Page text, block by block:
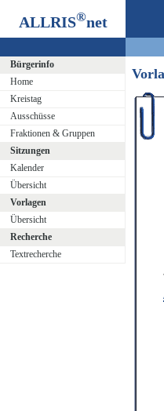
ALLRIS®net
Bürgerinfo
Home
Kreistag
Ausschüsse
Fraktionen & Gruppen
Sitzungen
Kalender
Übersicht
Vorlagen
Übersicht
Recherche
Textrecherche